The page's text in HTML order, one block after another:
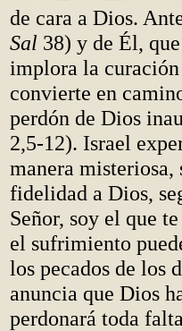
de cara a Dios.
Sal 38) y de Él,
implora la
convierte en
perdón de Dios
2,5-12). Israel
manera
fidelidad a Dios,
Señor, soy el que
el sufrimiento
los pecados de los
anuncia que Dios
perdonará toda